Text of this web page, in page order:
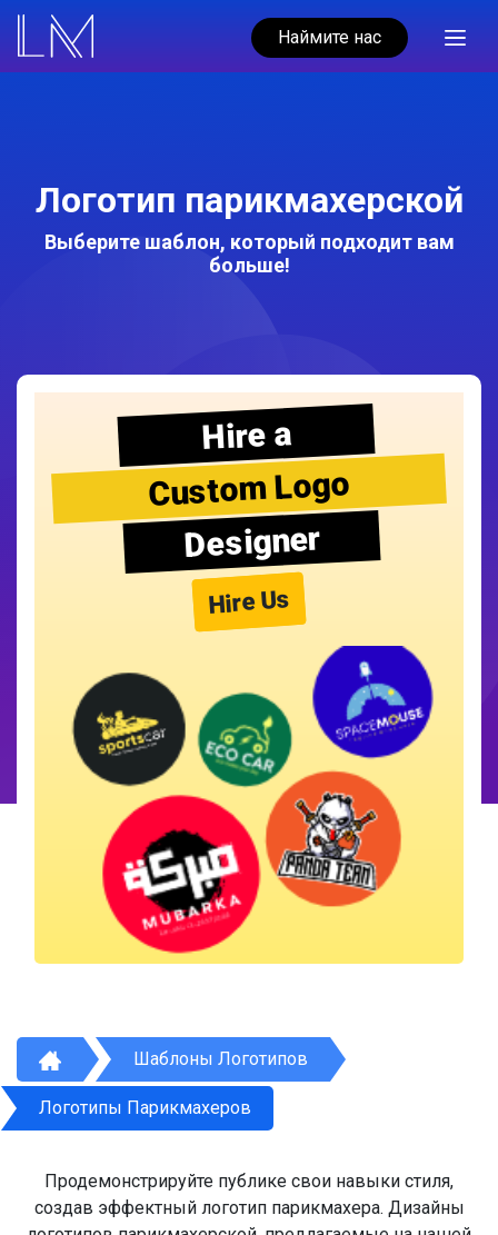
Наймите нас
Логотип парикмахерской
Выберите шаблон, который подходит вам
больше!
Hire a
Custom Logo
Designer
Hire Us
Шаблоны Логотипов
Логотипы Парикмахеров
Продемонстрируйте публике свои навыки стиля,
создав эффектный логотип парикмахера. Дизайны